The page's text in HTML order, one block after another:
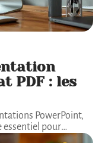
PDF : les
PowerPoint,
essentiel pour…